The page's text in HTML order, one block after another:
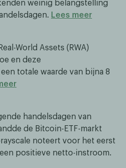
weinig belangstelling
Lees meer
World Assets (RWA)
en deze
totale waarde van bijna 8
handelsdagen van
de Bitcoin-ETF-markt
noteert voor het eerst
positieve netto-instroom.